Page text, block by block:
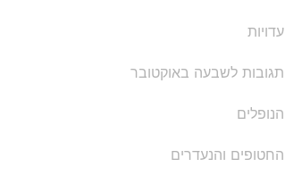
עדויות
תגובות לשבעה באוקטובר
הנופלים
החטופים והנעדרים